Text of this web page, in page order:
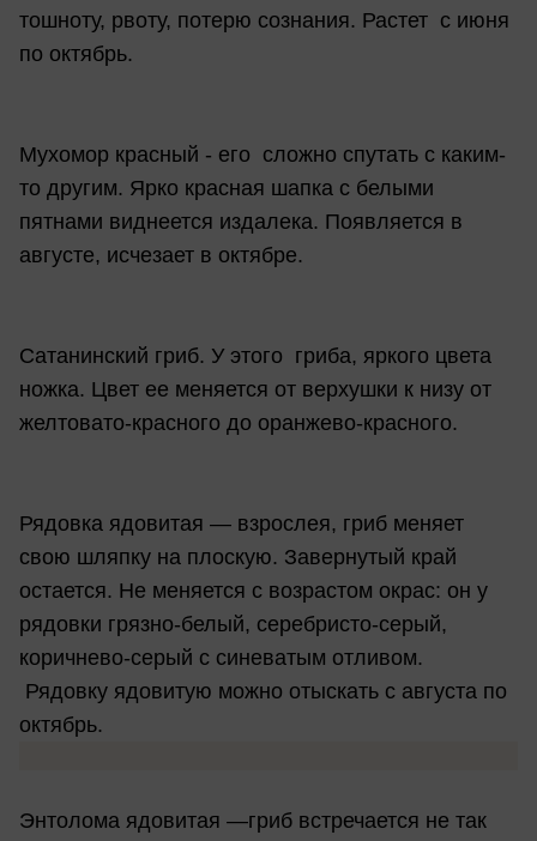
тошноту, рвоту, потерю сознания. Растет с июня
по октябрь.
Мухомор красный - его сложно спутать с каким-
то другим. Ярко красная шапка с белыми
пятнами виднеется издалека. Появляется в
августе, исчезает в октябре.
Сатанинский гриб. У этого гриба, яркого цвета
ножка. Цвет ее меняется от верхушки к низу от
желтовато-красного до оранжево-красного.
Рядовка ядовитая — взрослея, гриб меняет
свою шляпку на плоскую. Завернутый край
остается. Не меняется с возрастом окрас: он у
рядовки грязно-белый, серебристо-серый,
коричнево-серый с синеватым отливом.
Рядовку ядовитую можно отыскать с августа по
октябрь.
Энтолома ядовитая —гриб встречается не так